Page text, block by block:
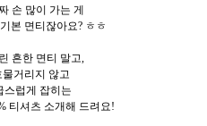
손 많이 가는 게
본 면티잖아요? ㅎㅎ
흔한 면티 말고,
거리지 않고
스럽게 잡히는
티셔츠 소개해 드려요!